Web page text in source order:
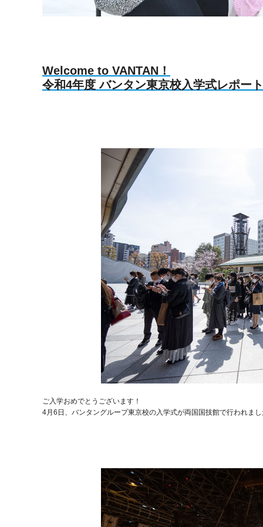
Welcome to VANTAN！
令和4年度 バンタン東京校入学式レポー
ご入学おめでとうございます！
4月6日、バンタングループ東京校の入学式が両国国技館で行われま